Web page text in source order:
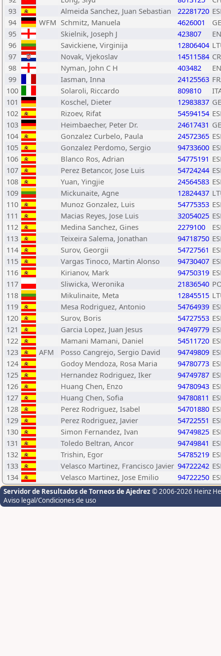
93
Almeida Sanchez, Juan Sebastian 22281720
94
WFM Schmitz, Manuela 4626001
95
Skielnik, Joseph J 423807
96
Savickiene, Virginija 12806404
97
Novak, Vjekoslav 14511584
98
Nyman, John C H 403482
99
Iasman, Inna 24125563
100
Solaroli, Riccardo 809810
101
Koschel, Dieter 12983837
102
Rizoev, Rifat 54594154
103
Heimbaecher, Peter Dr. 24617431
104
Gonzalez Curbelo, Paula 24572365
105
Gonzalez Perdomo, Sergio 94733600
106
Blanco Ros, Adrian 54775191
107
Perez Betancor, Jose Luis 54724244
108
Yuan, Yingjie 24564583
109
Mickunaite, Agne 12824437
110
Munoz Gonzalez, Luis 54775353
111
Macias Reyes, Jose Luis 32054025
112
Medina Sanchez, Gines 2279100
113
Teixeira Salema, Jonathan 94718750
114
Surov, Georgii 54727561
115
Vargas Tinoco, Martin Alonso 94730407
116
Kirianov, Mark 94750319
117
Sliwicka, Weronika 21836540
118
Mikulinaite, Meta 12845515
119
Mesa Rodriguez, Antonio 54764939
120
Surov, Boris 54727553
121
Garcia Lopez, Juan Jesus 94749779
122
Mamani Mamani, Daniel 54511720
123
AFM Posso Cangrejo, Sergio David 94749809
124
Godoy Mendoza, Rosa Maria 94780773
125
Hernandez Rodriguez, Iker 94749787
126
Huang Chen, Enzo 94780943
127
Huang Chen, Sofia 94780811
128
Perez Rodriguez, Isabel 54701880
129
Perez Rodriguez, Javier 54722551
130
Simon Fernandez, Ivan 94749825
131
Toledo Beltran, Ancor 94749841
132
Trishin, Egor 54785219
133
Velasco Martinez, Francisco Javier 94722242
134
Velasco Martinez, Jose Emilio 94722250
Servidor de Resultados de Torneos de Ajedrez © 2006-2026 Heinz
Aviso legal/Condiciones de uso